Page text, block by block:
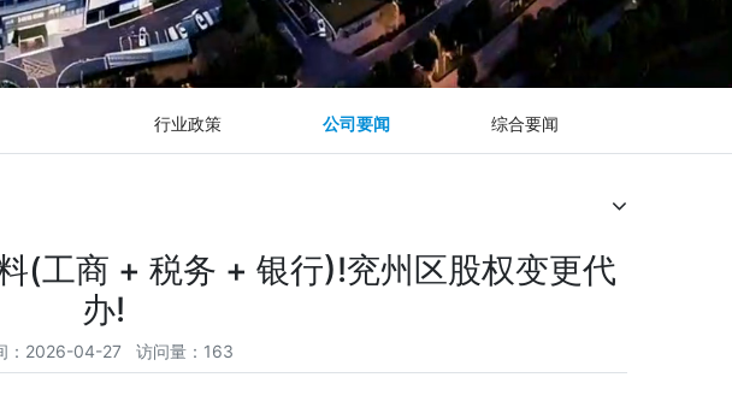
行业政策 公司要闻 综合要闻
(工商 + 税务 + 银行)!兖州区股权变更代
办!
：2026-04-27 访问量：163